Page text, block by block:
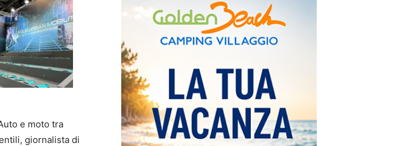
e moto tra
giornalista di